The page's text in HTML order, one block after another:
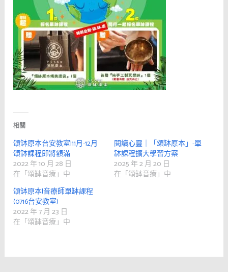
相關
頌缽原本台安教室|11月-12月
頌缽課程即將額滿
2022 年 10 月 28 日
在「頌缽音療」中
閱讀心靈｜「頌缽原本」-單
缽課程擴大學習方案
2025 年 2 月 20 日
在「頌缽音療」中
頌缽原本|音療師單缽課程
(0716台安教室)
2022 年 7 月 23 日
在「頌缽音療」中